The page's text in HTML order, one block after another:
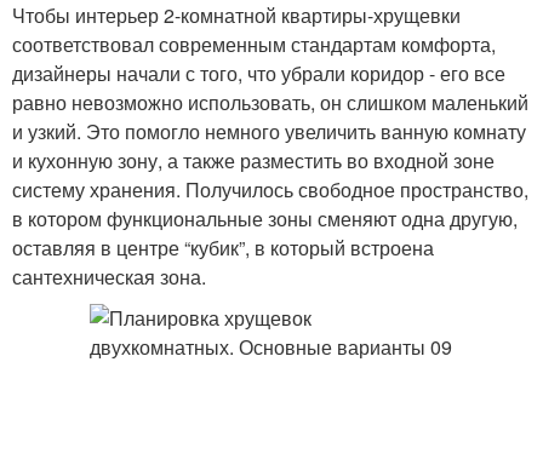
Чтобы интерьер 2-комнатной квартиры-хрущевки
соответствовал современным стандартам комфорта,
дизайнеры начали с того, что убрали коридор - его все
равно невозможно использовать, он слишком маленький
и узкий. Это помогло немного увеличить ванную комнату
и кухонную зону, а также разместить во входной зоне
систему хранения. Получилось свободное пространство,
в котором функциональные зоны сменяют одна другую,
оставляя в центре “кубик”, в который встроена
сантехническая зона.